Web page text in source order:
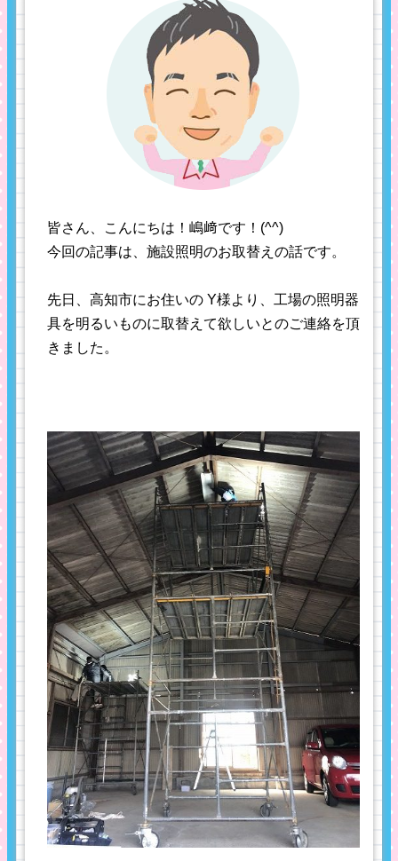
皆さん、こんにちは！嶋﨑です！(^^)
今回の記事は、施設照明のお取替えの話です。
先日、高知市にお住いの Y様より、工場の照明器
具を明るいものに取替えて欲しいとのご連絡を頂
きました。